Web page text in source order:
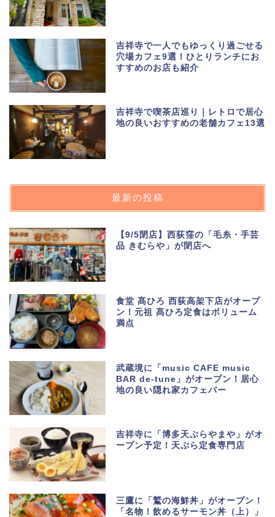
吉祥寺で一人でもゆっくり過ごせる
穴場カフェ9選！ひとりランチにお
すすめのお店も紹介
吉祥寺で喫茶店巡り｜レトロで居心
地の良いおすすめの老舗カフェ13選
最新の投稿
【9/5閉店】西荻窪の「毛糸・手芸
品 きむらや」が閉店へ
食堂 髙ひろ 西荻高架下店がオープ
ン！元祖 髙ひろ定食はボリューム
満点
武蔵境に「music CAFE music
BAR de-tune」がオープン！居心
地の良い隠れ家カフェバー
吉祥寺に「博多天ぷらやまや」がオ
ープン予定！天ぷら定食専門店
三鷹に「鷲の海鮮丼」がオープン！
「名物！飲めるサーモン丼（上）」